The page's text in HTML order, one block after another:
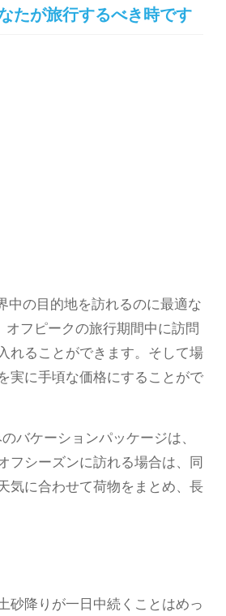
たが旅行するべき時です
中の目的地を訪れるのに最適な
フピークの旅行期間中に訪問
れることができます。そして場
実に手頃な価格にすることがで
バケーションパッケージは、
フシーズンに訪れる場合は、同
気に合わせて荷物をまとめ、長
砂降りが一​​日中続くことはめっ